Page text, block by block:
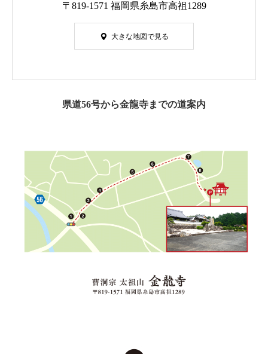
〒819-1571 福岡県糸島市高祖1289
大きな地図で見る
県道56号から金龍寺までの道案内